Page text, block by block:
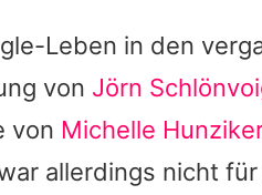
auf Promiflash
runterladen
Leben in den
von Jörn
von Michelle
allerdings nicht